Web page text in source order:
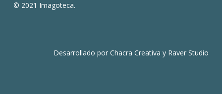
© 2021 Imagoteca.
Desarrollado porChacra Creativa y Raver Studio